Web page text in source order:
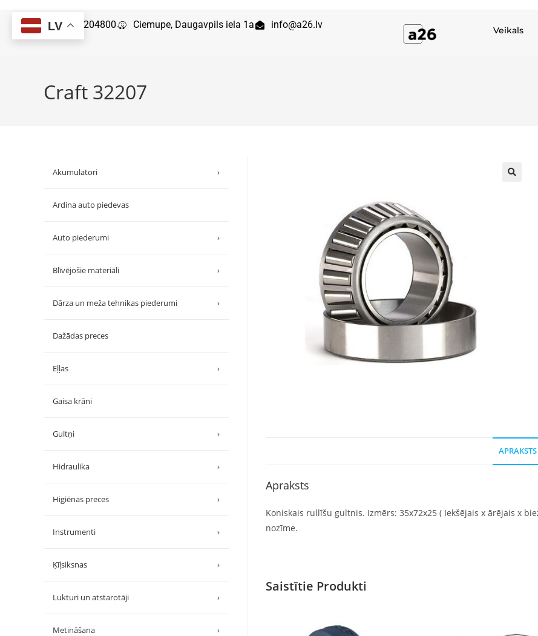
29204800 Ciemupe, Daugavpils iela 1a info@a26.lv Veikals
Craft 32207
APRAKSTS
Apraksts
Koniskais rullīšu gultnis. Izmērs: 35x72x25 ( Iekšējais x ārējais x
nozīme.
Saistītie Produkti
Akumulatori ›
Ardina auto piedevas
Auto piederumi ›
Blīvējošie materiāli ›
Dārza un meža tehnikas piederumi ›
Dažādas preces
Eļļas ›
Gaisa krāni
Gultņi ›
Hidraulika ›
Higiēnas preces ›
Instrumenti ›
Ķīļsiksnas ›
Lukturi un atstarotāji ›
Metināšana ›
LV